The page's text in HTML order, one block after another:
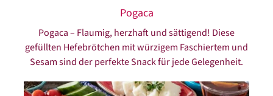
Pogaca
Pogaca – Flaumig, herzhaft und sättigend! Diese
gefüllten Hefebrötchen mit würzigem Faschiertem und
Sesam sind der perfekte Snack für jede Gelegenheit.